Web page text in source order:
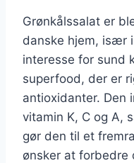
Grønkålssalat er
danske hjem, især
interesse for sund
superfood, der er
antioxidanter. Den
vitamin K, C og A,
gør den til et
ønsker at forbedre